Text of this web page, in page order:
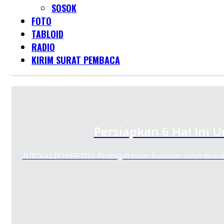
SOSOK
FOTO
TABLOID
RADIO
KIRIM SURAT PEMBACA
Persiapkan 6 Hal Ini
JURNALPOSMEDIA-Pertengah bulan Ramadan sudah